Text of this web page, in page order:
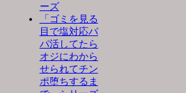
ーズ
「ゴミを見る
目で塩対応パ
パ活してたら
オジにわから
せられてチン
ポ堕ちするま